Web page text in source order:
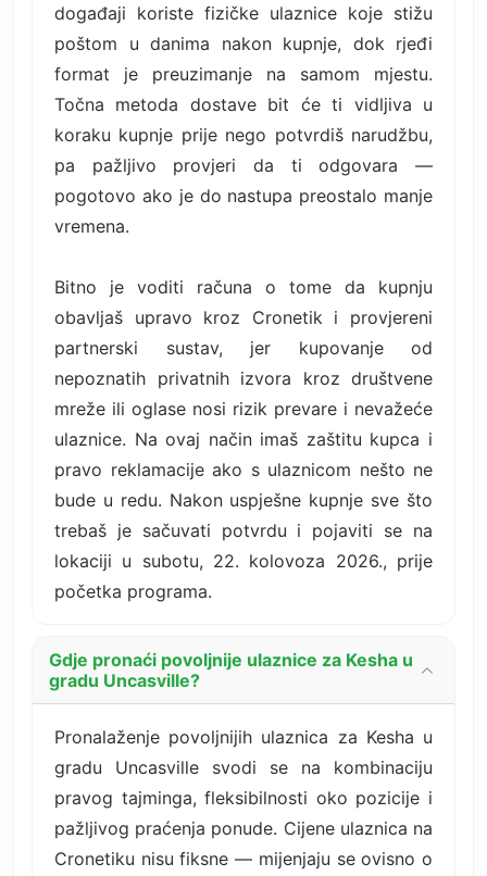
događaji koriste fizičke ulaznice koje stižu
poštom u danima nakon kupnje, dok rjeđi
format je preuzimanje na samom mjestu.
Točna metoda dostave bit će ti vidljiva u
koraku kupnje prije nego potvrdiš narudžbu,
pa pažljivo provjeri da ti odgovara —
pogotovo ako je do nastupa preostalo manje
vremena.
Bitno je voditi računa o tome da kupnju
obavljaš upravo kroz Cronetik i provjereni
partnerski sustav, jer kupovanje od
nepoznatih privatnih izvora kroz društvene
mreže ili oglase nosi rizik prevare i nevažeće
ulaznice. Na ovaj način imaš zaštitu kupca i
pravo reklamacije ako s ulaznicom nešto ne
bude u redu. Nakon uspješne kupnje sve što
trebaš je sačuvati potvrdu i pojaviti se na
lokaciji u subotu, 22. kolovoza 2026., prije
početka programa.
Gdje pronaći povoljnije ulaznice za Kesha u
gradu Uncasville?
Pronalaženje povoljnijih ulaznica za Kesha u
gradu Uncasville svodi se na kombinaciju
pravog tajminga, fleksibilnosti oko pozicije i
pažljivog praćenja ponude. Cijene ulaznica na
Cronetiku nisu fiksne — mijenjaju se ovisno o